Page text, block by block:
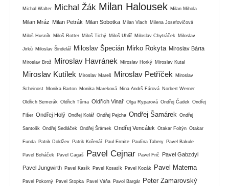
Michal Walter Michal Žák Milan Halousek Milan Mihola
Milan Mráz Milan Petrák Milan Sobotka Milan Vlach Milena Josefovičová
Miloš Husník Miloš Rotter Miloš Tichý Miloš Uhlíř Miloslav Chytráček Miloslav
Jirků Miloslav Šindelář Miloslav Špecián Mirko Rokyta Miroslav Bárta
Miroslav Brož Miroslav Havránek Miroslav Horký Miroslav Kutal
Miroslav Kutílek Miroslav Mareš Miroslav Petříček Miroslav
Scheinost Monika Barton Monika Mareková Nina Andrš Fárová Norbert Werner
Oldřich Semerák Oldřich Tůma Oldřich Vinař Olga Ryparová Ondřej Čadek Ondřej
Fišer Ondřej Holý Ondřej Kolář Ondřej Pejcha Ondřej Šamárek Ondřej
Santolík Ondřej Sedláček Ondřej Šrámek Ondřej Vencálek Otakar Foltýn Otakar
Funda Patrik Doldžev Patrik Kořenář Paul Ermite Paulína Tabery Pavel Bakule
Pavel Boháček Pavel Cagaš Pavel Cejnar Pavel Frič Pavel Gabzdyl
Pavel Jungwirth Pavel Kasík Pavel Kosatík Pavel Kozák Pavel Materna
Pavel Pokorný Pavel Stopka Pavel Váňa Pavol Bargár Peter Zamarovský